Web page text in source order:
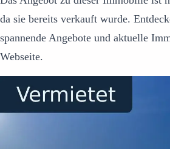
da sie bereits verkauft wurde.
spannende Angebote und aktuelle
Webseite.